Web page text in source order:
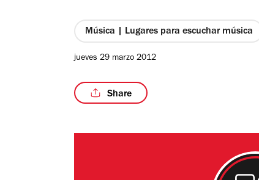
estrellas
Música | Lugares para escuchar música
jueves 29 marzo 2012
Share